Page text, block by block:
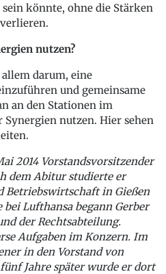
könnte, ohne die Stärken
nutzen?
darum, eine
und gemeinsame
an den Stationen im
nutzen. Hier sehen
2014 Vorstandsvorsitzender
dem Abitur studierte er
Betriebswirtschaft in Gießen
bei Lufthansa begann Gerber
der Rechtsabteilung.
Aufgaben im Konzern. Im
in den Vorstand von
Jahre später wurde er dort